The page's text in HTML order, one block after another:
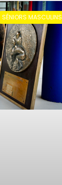
SÉNIORS MASCULINS